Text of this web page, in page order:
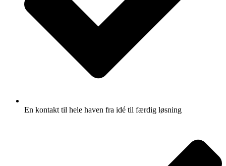
En kontakt til hele haven fra idé til færdig løsning